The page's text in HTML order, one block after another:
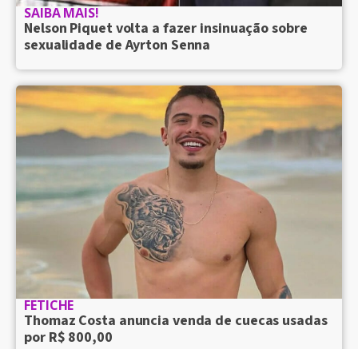
SAIBA MAIS!
Nelson Piquet volta a fazer insinuação sobre
sexualidade de Ayrton Senna
FETICHE
Thomaz Costa anuncia venda de cuecas usadas
por R$ 800,00